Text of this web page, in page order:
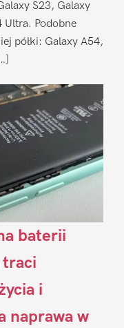
S23, Galaxy
Ultra. Podobne
półki: Galaxy A54,
baterii
traci
i
naprawa w